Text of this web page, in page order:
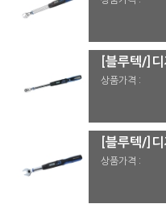
상품가격 :
상품가격 :